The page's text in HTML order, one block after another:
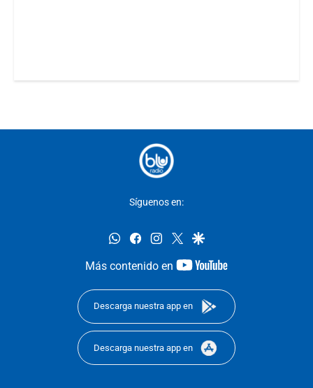
Síguenos en:
whatsappfacebookinstagram
twittergoogle
Más contenido en
youtube-
Descarga nuestra app en
Descarga nuestra app en